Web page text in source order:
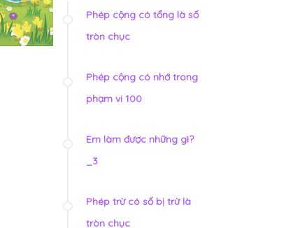
Phép cộng có tổng là số
tròn chục
Phép cộng có nhớ trong
phạm vi 100
Em làm được những gì?
_3
Phép trừ có số bị trừ là
tròn chục